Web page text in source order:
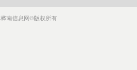
桦南信息网©版权所有